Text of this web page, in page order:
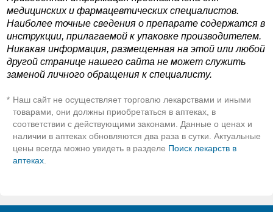
медицинских и фармацевтических специалистов.
Наиболее точные сведения о препарате содержатся в
инструкции, прилагаемой к упаковке производителем.
Никакая информация, размещенная на этой или любой
другой странице нашего сайта не может служить
заменой личного обращения к специалисту.
* Наш сайт не осуществляет торговлю лекарствами и иными
товарами, они должны приобретаться в аптеках, в
соответствии с действующими законами. Данные о ценах и
наличии в аптеках обновляются два раза в сутки. Актуальные
цены всегда можно увидеть в разделе Поиск лекарств в
аптеках.